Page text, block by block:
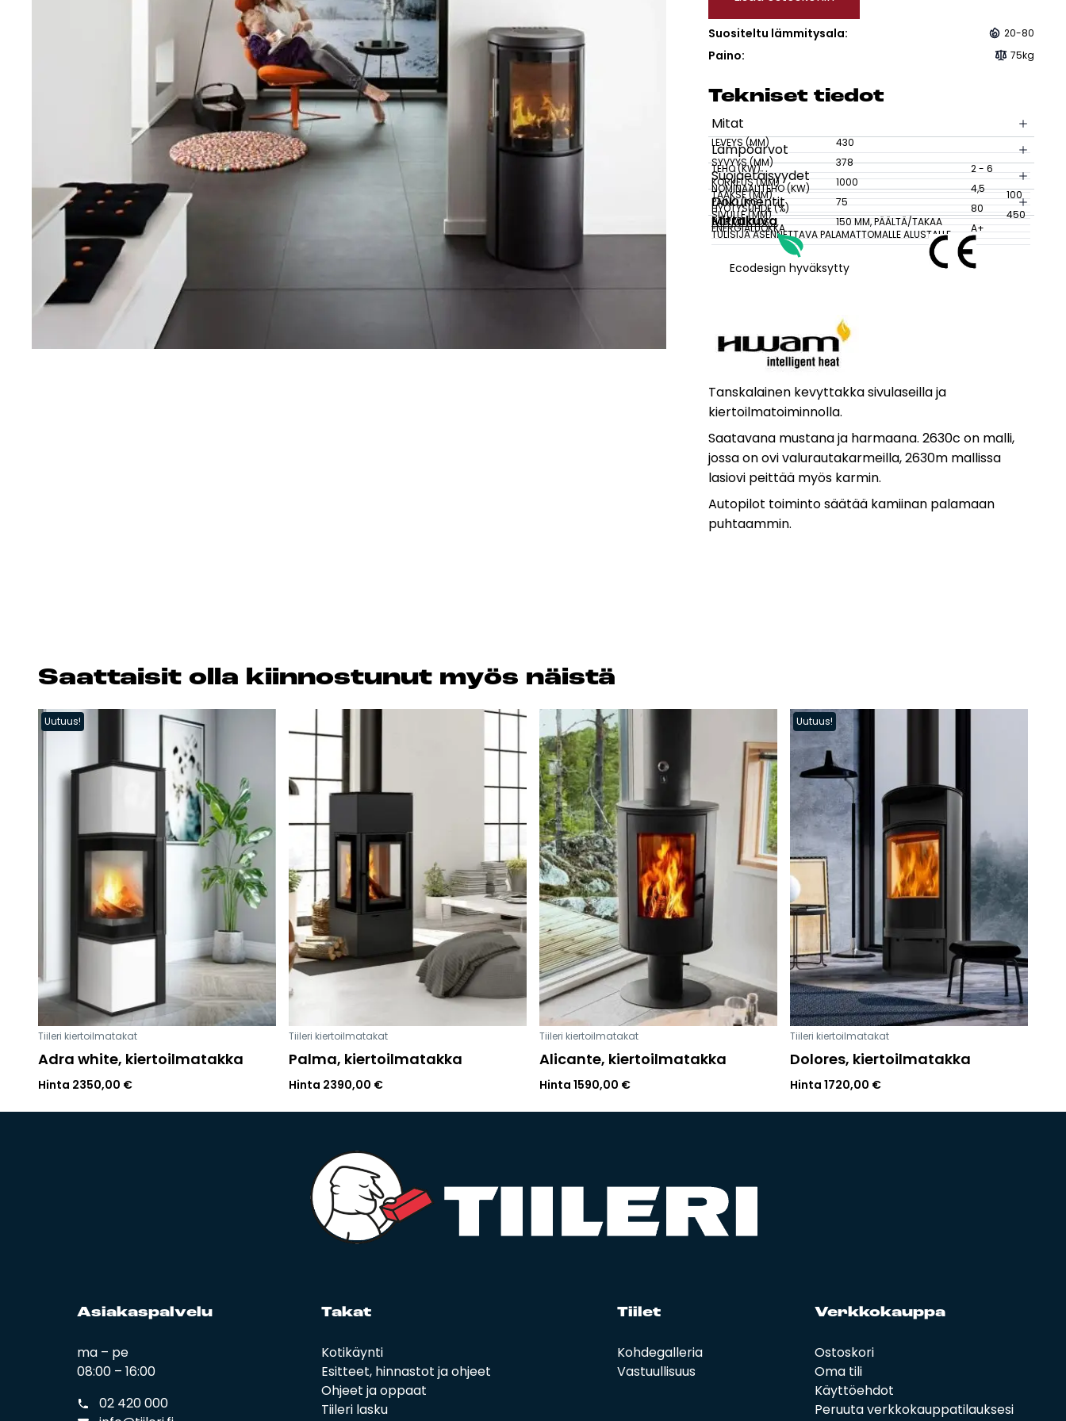
ESITTEET, HINNASTOT
JA OHJEET
TIILERI LASKU
Esitteet, hinnastot ja ohjeet
Peruuta verkkokauppatilauksesi
Suositeltu lämmitysala: 20-80
Paino: 75kg
Tek­ni­set tie­dot
Mitat
LEVEYS (MM)
430
SYVYYS (MM)
378
KORKEUS (MM)
1000
PAINO (KG)
75
HORMILIITOS
150 MM, PÄÄLTÄ/TAKAA
Lämpöarvot
TEHO (KW)
2 - 6
NOMINAALITEHO (KW)
4,5
HYÖTYSUHDE (%)
80
ENERGIALUOKKA
A+
Suojaetäisyydet
TAAKSE (MM)
100
SIVULLE (MM)
450
TULISIJA ASENNETTAVA PALAMATTOMALLE ALUSTALLE.
Dokumentit
Mittakuva
Ecodesign hyväksytty
Tanskalainen kevyttakka sivulaseilla ja
kiertoilmatoiminnolla.
Saatavana mustana ja harmaana. 2630c on malli,
jossa on ovi valurautakarmeilla, 2630m mallissa
lasiovi peittää myös karmin.
Autopilot toiminto säätää kamiinan palamaan
puhtaammin.
Saat­tai­sit ol­la kiin­nos­tu­nut myös näis­tä
Uutuus!
Tiileri kiertoilmatakat
Adra white, kiertoilmatakka
Hinta 2350,00 €
Tiileri kiertoilmatakat
Palma, kiertoilmatakka
Hinta 2390,00 €
Tiileri kiertoilmatakat
Alicante, kiertoilmatakka
Hinta 1590,00 €
Uutuus!
Tiileri kiertoilmatakat
Dolores, kiertoilmatakka
Hinta 1720,00 €
Asia­kas­pal­ve­lu
ma – pe
08:00 – 16:00
02 420 000
Ta­kat
Kotikäynti
Esitteet, hinnastot ja ohjeet
Ohjeet ja oppaat
Tiileri lasku
Tii­let
Kohdegalleria
Vastuullisuus
Verk­ko­kaup­pa
Ostoskori
Oma tili
Käyttöehdot
Peruuta verkkokauppatilauksesi